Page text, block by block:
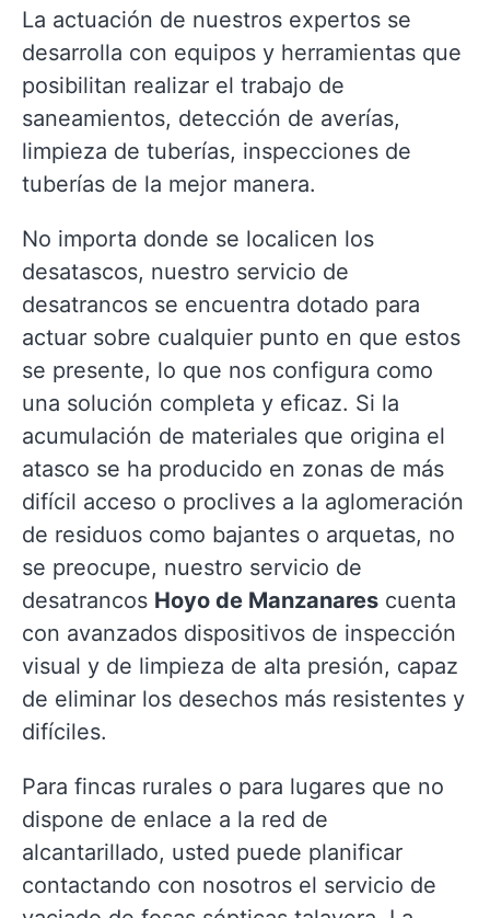
La actuación de nuestros expertos se
desarrolla con equipos y herramientas que
posibilitan realizar el trabajo de
saneamientos, detección de averías,
limpieza de tuberías, inspecciones de
tuberías de la mejor manera.
No importa donde se localicen los
desatascos, nuestro servicio de
desatrancos se encuentra dotado para
actuar sobre cualquier punto en que estos
se presente, lo que nos configura como
una solución completa y eficaz. Si la
acumulación de materiales que origina el
atasco se ha producido en zonas de más
difícil acceso o proclives a la aglomeración
de residuos como bajantes o arquetas, no
se preocupe, nuestro servicio de
desatrancos Hoyo de Manzanares cuenta
con avanzados dispositivos de inspección
visual y de limpieza de alta presión, capaz
de eliminar los desechos más resistentes y
difíciles.
Para fincas rurales o para lugares que no
dispone de enlace a la red de
alcantarillado, usted puede planificar
contactando con nosotros el servicio de